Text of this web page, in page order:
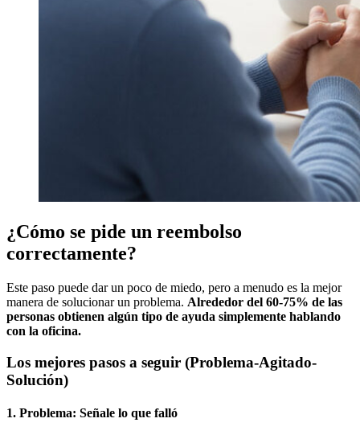
¿Cómo se pide un reembolso
correctamente?
Este paso puede dar un poco de miedo, pero a menudo es la mejor
manera de solucionar un problema. Alrededor del 60-75% de las
personas obtienen algún tipo de ayuda simplemente hablando
con la oficina.
Los mejores pasos a seguir (Problema-Agitado-
Solución)
1. Problema: Señale lo que falló